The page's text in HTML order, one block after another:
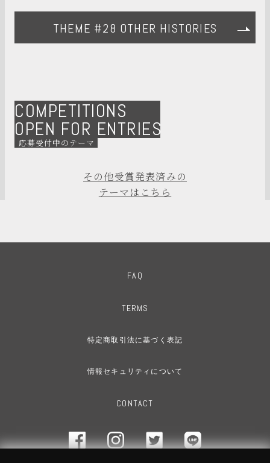
THEME #28 OTHER HISTORIES
COMPETITIONS
OPEN FOR ENTRIES
応募受付中のテーマ
その他受賞発表済みの
テーマはこちら
FAQ
TERMS
特定商取引法に基づく表記
情報セキュリティについて
CONTACT